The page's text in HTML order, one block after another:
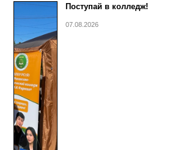
Поступай в колледж!
07.08.2026